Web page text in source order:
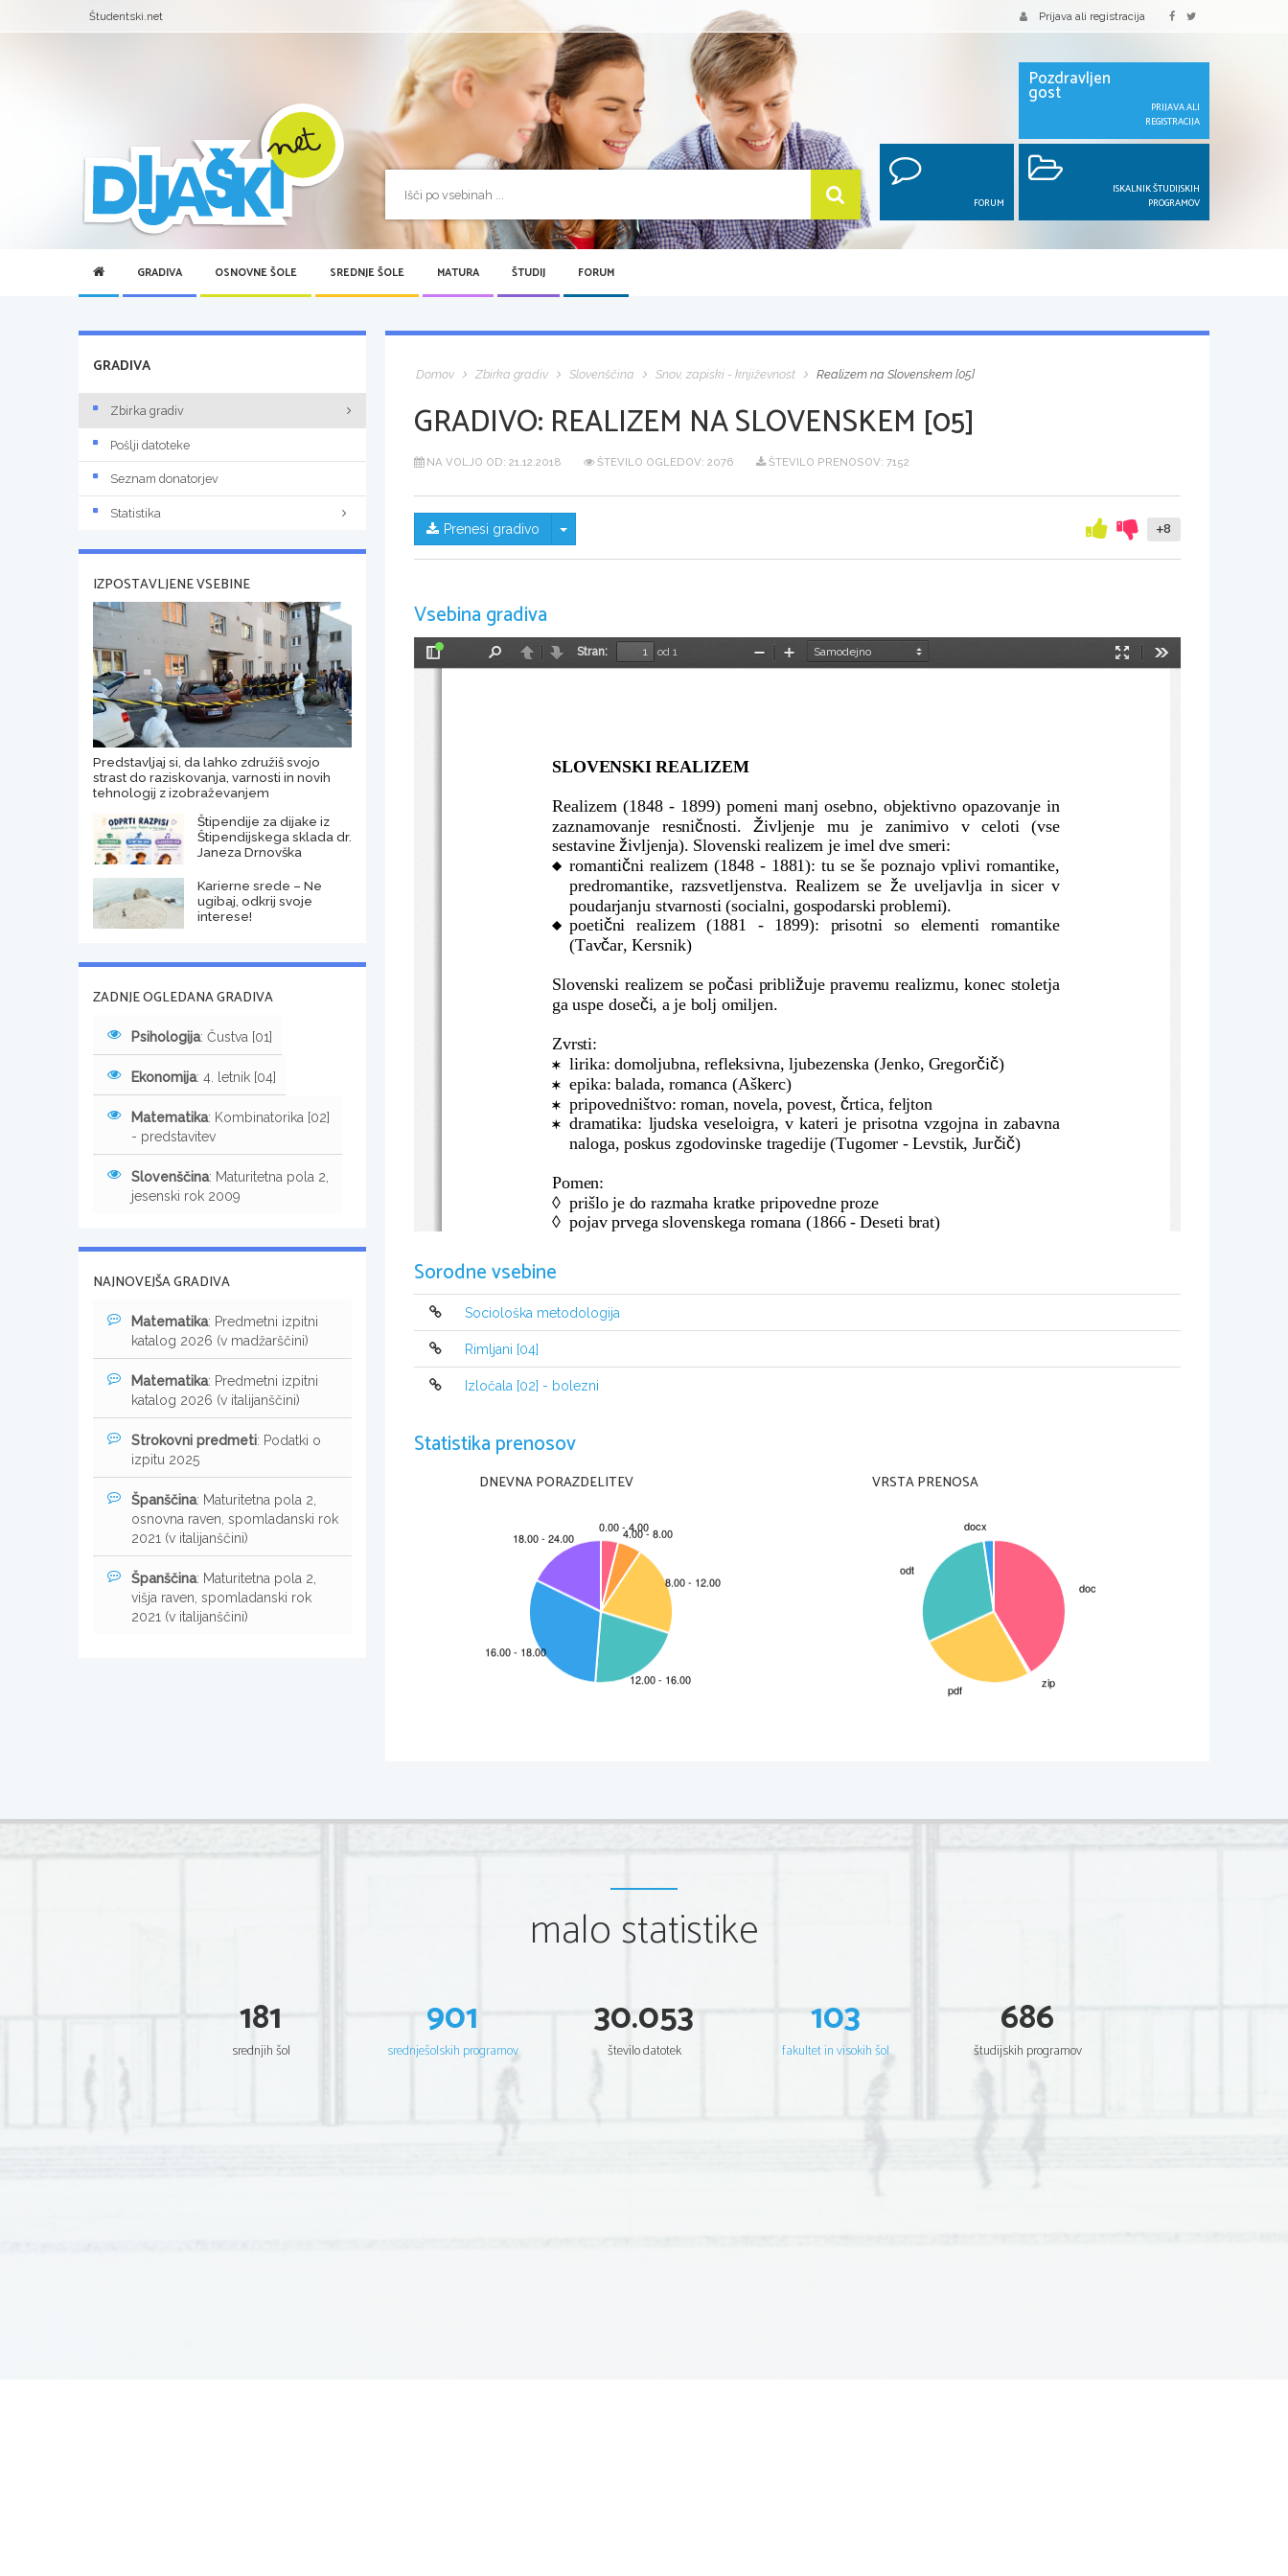
Študentski.net Prijava ali registracija
Pozdravljen
gost
PRIJAVA ALI
REGISTRACIJA
FORUM
ISKALNIK ŠTUDIJSKIH
PROGRAMOV
GRADIVA OSNOVNE ŠOLE SREDNJE ŠOLE MATURA ŠTUDIJ FORUM
Domov Zbirka gradiv Slovenščina Snov, zapiski - književnost Realizem na Slovenskem [05]
GRADIVO: REALIZEM NA SLOVENSKEM [05]
NA VOLJO OD: 21.12.2018 ŠTEVILO OGLEDOV: 2076 ŠTEVILO PRENOSOV: 7152
Prenesi gradivo Skrij/prikaži meni +8
Vsebina gradiva
Preklopi
NazajNaprej
Stran:
od 1
Način
PomanjšajPovečaj
SLOVENSKI REALIZEM
Realizem (1848 - 1899) pomeni manj osebno, objektivno opazovanje in
zaznamovanje   resničnosti. Življenje   mu   je   zanimivo   v   celoti   (vse
sestavine življenja). Slovenski realizem je imel dve smeri:
 romantični realizem (1848 - 1881): tu se še poznajo vplivi romantike,
predromantike,   razsvetljenstva.   Realizem   se že   uveljavlja   in   sicer   v
poudarjanju stvarnosti (socialni, gospodarski problemi).
 poetični   realizem   (1881   -   1899):   prisotni   so   elementi   romantike
(Tavčar, Kersnik)
Slovenski realizem se počasi približuje pravemu realizmu, konec stoletja
ga uspe doseči, a je bolj omiljen.
Zvrsti:
 lirika: domoljubna, refleksivna, ljubezenska (Jenko, Gregorčič)
 epika: balada, romanca (Aškerc)
 pripovedništvo: roman, novela, povest, črtica, feljton
 dramatika: ljudska veseloigra, v kateri je prisotna vzgojna in zabavna
naloga, poskus zgodovinske tragedije (Tugomer - Levstik, Jurčič)
Pomen:
 prišlo je do razmaha kratke pripovedne proze
 pojav prvega slovenskega romana (1866 - Deseti brat)
Sorodne vsebine
Sociološka metodologija
Rimljani [04]
Izločala [02] - bolezni
Statistika prenosov
DNEVNA PORAZDELITEV VRSTA PRENOSA
GRADIVA
Zbirka gradiv
Pošlji datoteke
Seznam donatorjev
Statistika
IZPOSTAVLJENE VSEBINE
Predstavljaj si, da lahko združiš svojo
strast do raziskovanja, varnosti in novih
tehnologij z izobraževanjem
Štipendije za dijake iz
Štipendijskega sklada dr.
Janeza Drnovška
Karierne srede – Ne
ugibaj, odkrij svoje
interese!
ZADNJE OGLEDANA GRADIVA
Psihologija: Čustva [01]
Ekonomija: 4. letnik [04]
Matematika: Kombinatorika [02]
- predstavitev
Slovenščina: Maturitetna pola 2,
jesenski rok 2009
NAJNOVEJŠA GRADIVA
Matematika: Predmetni izpitni
katalog 2026 (v madžarščini)
Matematika: Predmetni izpitni
katalog 2026 (v italijanščini)
Strokovni predmeti: Podatki o
izpitu 2025
Španščina: Maturitetna pola 2,
osnovna raven, spomladanski rok
2021 (v italijanščini)
Španščina: Maturitetna pola 2,
višja raven, spomladanski rok
2021 (v italijanščini)
malo statistike
181
srednjih šol
901
srednješolskih programov
30.053
število datotek
103
fakultet in visokih šol
686
študijskih programov